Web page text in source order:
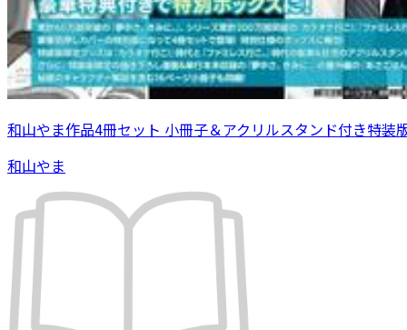
和山やま作品4冊セット 小冊子＆アクリルスタンド付き特装
和山やま